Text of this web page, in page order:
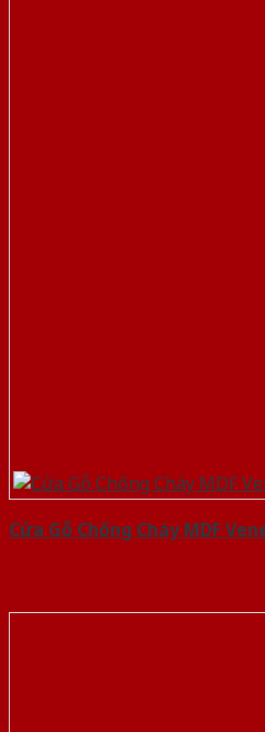
Cửa Gỗ Chống Cháy MDF